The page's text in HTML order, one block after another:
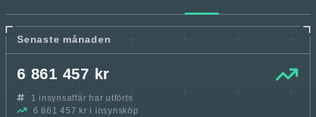
Senaste månaden
6 861 457 kr
1 insynsaffär har utförts
6 861 457 kr i insynsköp